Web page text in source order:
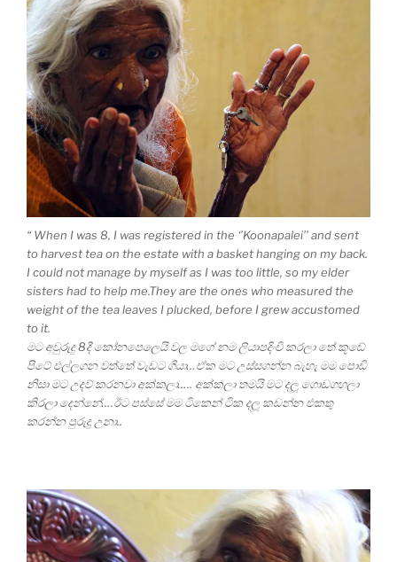
“ When I was 8, I was registered in the ‘’Koonapalei’’ and sent
to harvest tea on the estate with a basket hanging on my back.
I could not manage by myself as I was too little, so my elder
sisters had to help me.They are the ones who measured the
weight of the tea leaves I plucked, before I grew accustomed
to it.
මට අවුරුදු 8දී කෝනපෙලෙයි වල මගේ නම ලියාපදිංචි කරලා තේ කූඬේ
පිටේ එල්ලගන වත්තේ වැඩට ගියා…ඒක මට උස්සගන්න බැහැ මම පොඩි
නිසා මට උදව් කරනවා අක්කලා….. අක්කලා තමයි මට දලූ ගොඩගහලා
කිරලා දෙන්නේ….ඊට පස්සේ මම ටිකෙන් ටික දලූ කඩන්න එකතු
කරන්න පුරුදු උනා..